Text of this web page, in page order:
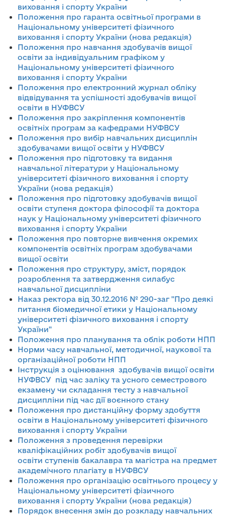
виховання і спорту України
Положення про гаранта освітньої програми в
Національному університеті фізичного
виховання і спорту України (нова редакція)
Положення про навчання здобувачів вищої
освіти за індивідуальним графіком у
Національному університеті фізичного
виховання і спорту України
Положення про електронний журнал обліку
відвідування та успішності здобувачів вищої
освіти в НУФВСУ
Положення про закріплення компонентів
освітніх програм за кафедрами НУФВСУ
Положення про вибір навчальних дисциплін
здобувачами вищої освіти у НУФВСУ
Положення про підготовку та видання
навчальної літератури у Національному
університеті фізичного виховання і спорту
України (нова редакція)
Положення про підготовку здобувачів вищої
освіти ступеня доктора філософії та доктора
наук у Національному університеті фізичного
виховання і спорту України
Положення про повторне вивчення окремих
компонентів освітніх програм здобувачами
вищої освіти
Положення про структуру, зміст, порядок
розроблення та затвердження силабус
навчальної дисципліни
Наказ ректора від 30.12.2016 № 290-заг "Про деякі
питання біомедичної етики у Національному
університеті фізичного виховання і спорту
України"
Положення про планування та облік роботи НПП
Норми часу навчальної, методичної, наукової та
організаційної роботи НПП
Інструкція з оцінювання здобувачів вищої освіти
НУФВСУ під час заліку та усного семестрового
екзамену чи складання тесту з навчальної
дисципліни під час дії воєнного стану
Положення про дистанційну форму здобуття
освіти в Національному університеті фізичного
виховання і спорту України
Положення з проведення перевірки
кваліфікаційних робіт здобувачів вищої
освіти ступенів бакалавра та магістра на предмет
академічного плагіату в НУФВСУ
Положення про організацію освітнього процесу у
Національному університеті фізичного
виховання і спорту України (нова редакція)
Порядок внесення змін до розкладу навчальних